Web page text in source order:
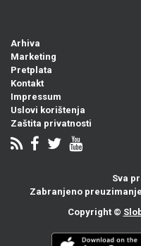
Arhiva
Marketing
Pretplata
Kontakt
Impressum
Uslovi korištenja
Zaštita privatnosti
Sva
Zabranjeno
Copyright ©